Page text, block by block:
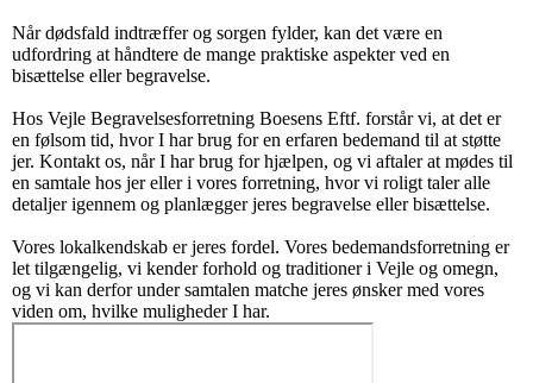
Når dødsfald indtræffer og sorgen fylder, kan det være en
udfordring at håndtere de mange praktiske aspekter ved en
bisættelse eller begravelse.
Hos Vejle Begravelsesforretning Boesens Eftf. forstår vi, at det er
en følsom tid, hvor I har brug for en erfaren bedemand til at støtte
jer. Kontakt os, når I har brug for hjælpen, og vi aftaler at mødes til
en samtale hos jer eller i vores forretning, hvor vi roligt taler alle
detaljer igennem og planlægger jeres begravelse eller bisættelse.
Vores lokalkendskab er jeres fordel. Vores bedemandsforretning er
let tilgængelig, vi kender forhold og traditioner i Vejle og omegn,
og vi kan derfor under samtalen matche jeres ønsker med vores
viden om, hvilke muligheder I har.